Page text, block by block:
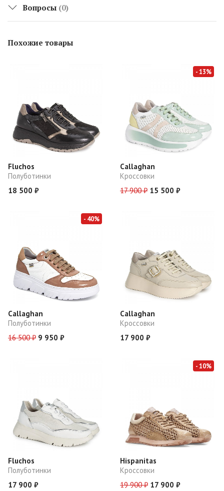
Вопросы (0)
Похожие товары
Fluchos
Полуботинки
18 500 ₽
- 13%
Callaghan
Кроссовки
17 900 ₽ 15 500 ₽
- 40%
Callaghan
Полуботинки
16 500 ₽ 9 950 ₽
Callaghan
Кроссовки
17 900 ₽
Fluchos
Полуботинки
17 900 ₽
- 10%
Hispanitas
Кроссовки
19 900 ₽ 17 900 ₽